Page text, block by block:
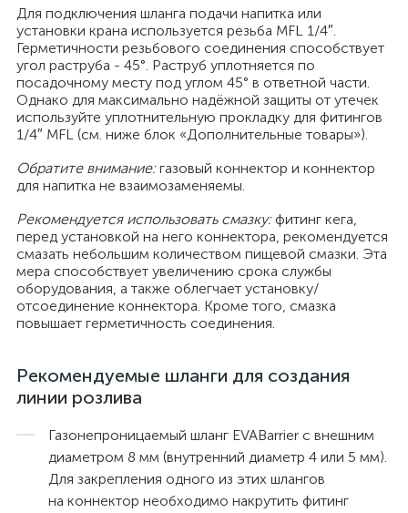
Для подключения шланга подачи напитка или
установки крана используется резьба MFL 1/4″.
Герметичности резьбового соединения способствует
угол раструба - 45°. Раструб уплотняется по
посадочному месту под углом 45° в ответной части.
Однако для максимально надёжной защиты от утечек
используйте уплотнительную прокладку для фитингов
1/4″ MFL (см. ниже блок «Дополнительные товары»).
Обратите внимание:газовый коннектор и коннектор
для напитка не взаимозаменяемы.
Рекомендуется использовать смазку:фитинг кега,
перед установкой на него коннектора, рекомендуется
смазать небольшим количеством пищевой смазки. Эта
мера способствует увеличению срока службы
оборудования, а также облегчает установку/
отсоединение коннектора. Кроме того, смазка
повышает герметичность соединения.
Рекомендуемые шланги для создания
линии розлива
Газонепроницаемый шланг EVABarrier с внешним
диаметром 8 мм (внутренний диаметр 4 или 5 мм).
Для закрепления одного из этих шлангов
на коннектор необходимо накрутить фитинг